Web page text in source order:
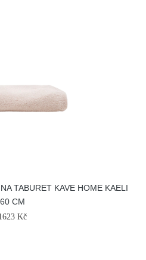
TABURET KAVE HOME KAELI
60 CM
Kč